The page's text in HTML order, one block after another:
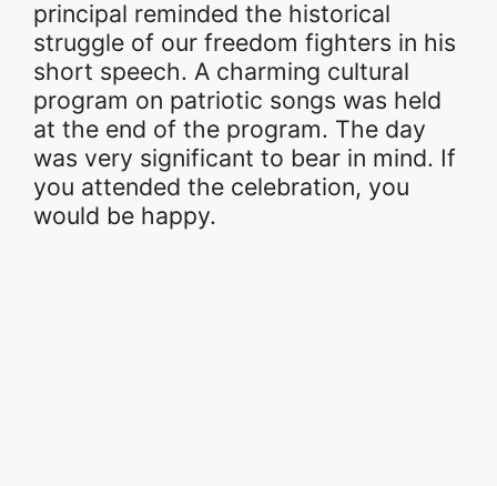
principal reminded the historical
struggle of our freedom fighters in his
short speech. A charming cultural
program on patriotic songs was held
at the end of the program. The day
was very significant to bear in mind. If
you attended the celebration, you
would be happy.